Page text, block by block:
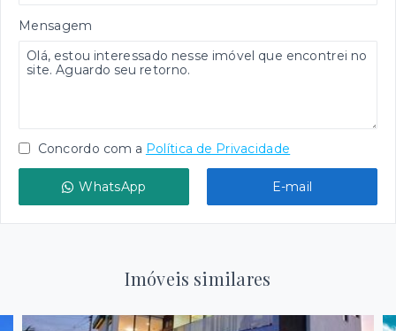
Mensagem
Concordo com a Política de Privacidade
WhatsApp E-mail
Imóveis similares